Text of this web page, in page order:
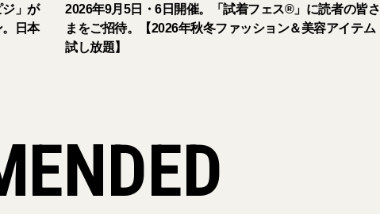
ジ」が
。日本
2026年9月5日・6日開催。「試着フェス®︎」に読者の皆さ
まをご招待。【2026年秋冬ファッション＆美容アイテム
試し放題】